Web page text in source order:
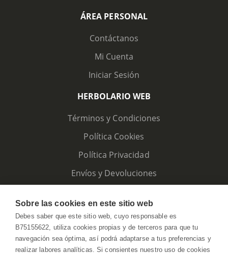
ÁREA PERSONAL
Contáctanos
Mi Cuenta
Iniciar Sesión
HERBOLARIO WEB
Términos y Condiciones
Política Cookies
Política Privacidad
Envíos y Devoluciones
Sobre las cookies en este sitio web
Debes saber que este sitio web, cuyo responsable es
B75155622, utiliza cookies propias y de terceros para que tu
navegación sea óptima, así podrá adaptarse a tus preferencias y
realizar labores analíticas. Si consientes nuestro uso de cookies